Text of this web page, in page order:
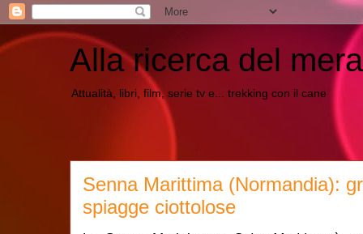
Alla ricerca del
Attualità, libri, film, serie tv e... trekking con il cane
Senna Marittima (Normandia):
spiagge ciottolose